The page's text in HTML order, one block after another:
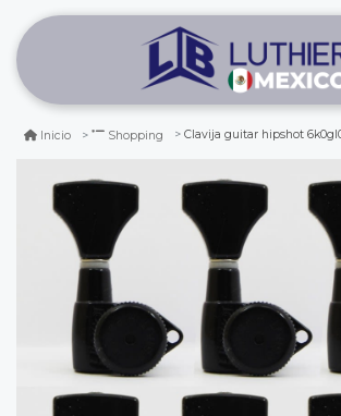
Inicio Shopping Clavija guitar hipshot 6k0gl0b kit dhs. 6b grip-